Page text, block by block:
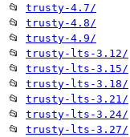
📂 trusty-4.7/
📂 trusty-4.8/
📂 trusty-4.9/
📂 trusty-lts-3.12/
📂 trusty-lts-3.15/
📂 trusty-lts-3.18/
📂 trusty-lts-3.21/
📂 trusty-lts-3.24/
📂 trusty-lts-3.27/